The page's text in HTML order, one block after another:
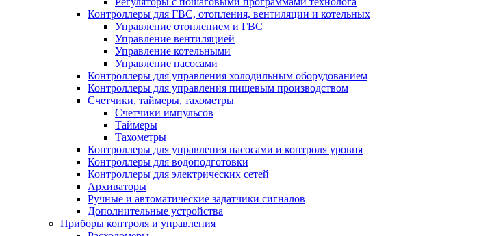
Контроллеры для ГВС, отопления, вентиляции и котельных
Управление отоплением и ГВС
Управление вентиляцией
Управление котельными
Управление насосами
Контроллеры для управления холодильным оборудованием
Контроллеры для управления пищевым производством
Счетчики, таймеры, тахометры
Счетчики импульсов
Таймеры
Тахометры
Контроллеры для управления насосами и контроля уровня
Контроллеры для водоподготовки
Контроллеры для электрических сетей
Архиваторы
Ручные и автоматические задатчики сигналов
Дополнительные устройства
Приборы контроля и управления